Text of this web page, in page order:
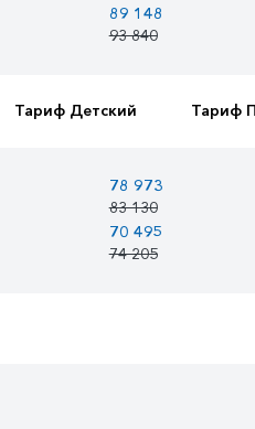
89 148
93 840
Тариф Детский Тариф
78 973
83 130
70 495
74 205